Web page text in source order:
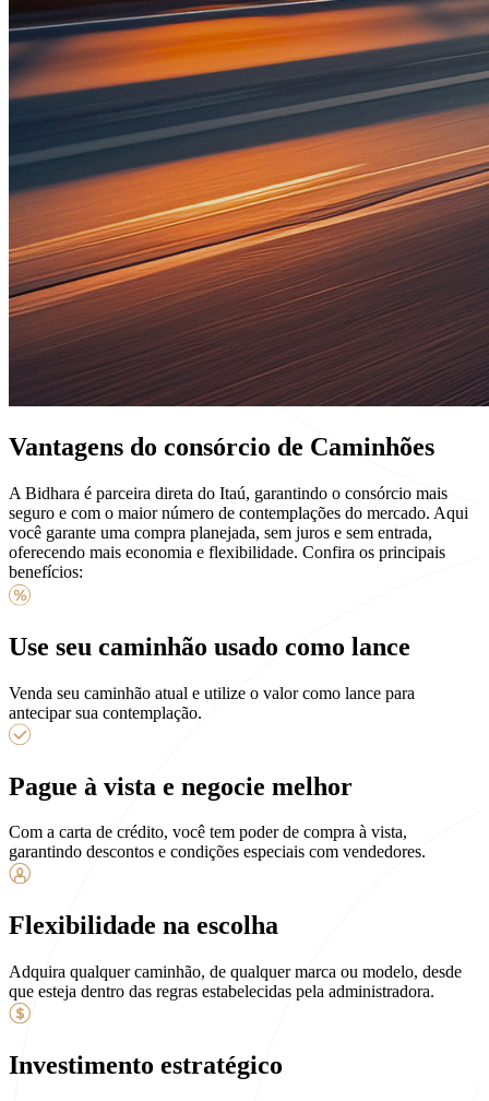
Vantagens do consórcio de Caminhões
A Bidhara é parceira direta do Itaú, garantindo o consórcio mais
seguro e com o maior número de contemplações do mercado. Aqui
você garante uma compra planejada, sem juros e sem entrada,
oferecendo mais economia e flexibilidade. Confira os principais
benefícios:
Use seu caminhão usado como lance
Venda seu caminhão atual e utilize o valor como lance para
antecipar sua contemplação.
Pague à vista e negocie melhor
Com a carta de crédito, você tem poder de compra à vista,
garantindo descontos e condições especiais com vendedores.
Flexibilidade na escolha
Adquira qualquer caminhão, de qualquer marca ou modelo, desde
que esteja dentro das regras estabelecidas pela administradora.
Investimento estratégico